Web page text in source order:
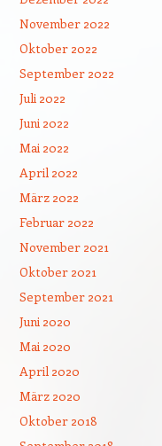
November 2022
Oktober 2022
September 2022
Juli 2022
Juni 2022
Mai 2022
April 2022
März 2022
Februar 2022
November 2021
Oktober 2021
September 2021
Juni 2020
Mai 2020
April 2020
März 2020
Oktober 2018